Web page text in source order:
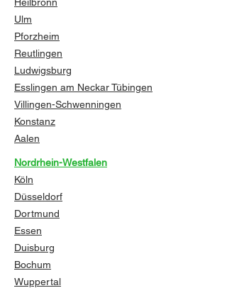
Ulm
Pforzheim
Reutlingen
Ludwigsburg
Esslingen am NeckarTübingen
Villingen-Schwenningen
Konstanz
Aalen
Nordrhein-Westfalen
Köln
Düsseldorf
Dortmund
Essen
Duisburg
Bochum
Wuppertal